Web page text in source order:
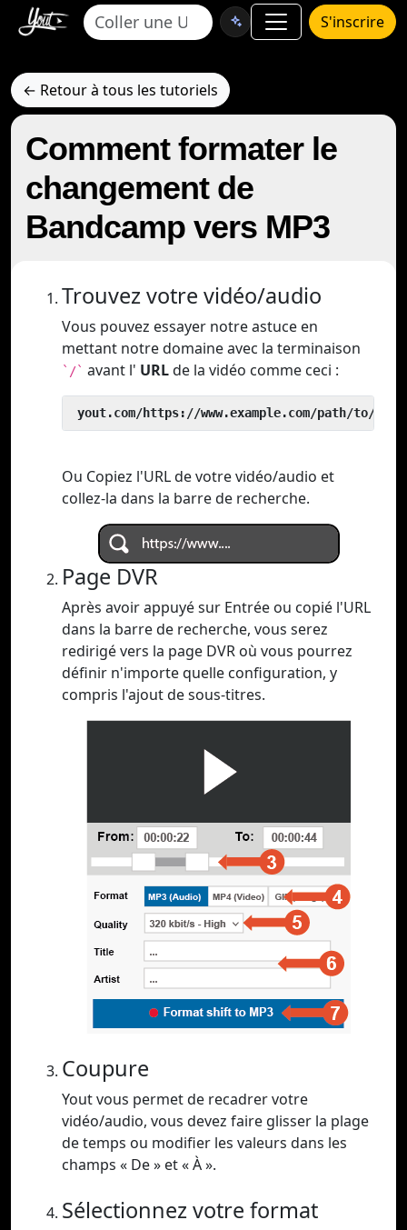
S'inscrire
← Retour à tous les tutoriels
Comment formater le
changement de
Bandcamp vers MP3
Trouvez votre vidéo/audio
Vous pouvez essayer notre astuce en
mettant notre domaine avec la terminaison
`/` avant l' URLde la vidéo comme ceci :
yout.com/https://www.example.com/path/to/
Ou Copiez l'URL de votre vidéo/audio et
collez-la dans la barre de recherche.
Page DVR
Après avoir appuyé sur Entrée ou copié l'URL
dans la barre de recherche, vous serez
redirigé vers la page DVR où vous pourrez
définir n'importe quelle configuration, y
compris l'ajout de sous-titres.
Coupure
Yout vous permet de recadrer votre
vidéo/audio, vous devez faire glisser la plage
de temps ou modifier les valeurs dans les
champs « De » et « À ».
Sélectionnez votre format